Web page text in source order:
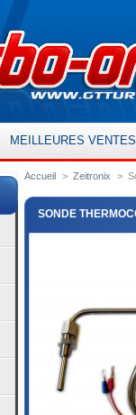
MEILLEURES VENTES
Accueil > Zeitronix >
SONDE